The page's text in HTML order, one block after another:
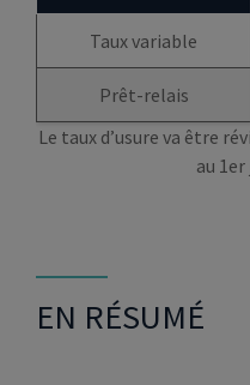
Taux variable
Prêt-relais
Le taux d’usure va être
au
EN RÉSUMÉ